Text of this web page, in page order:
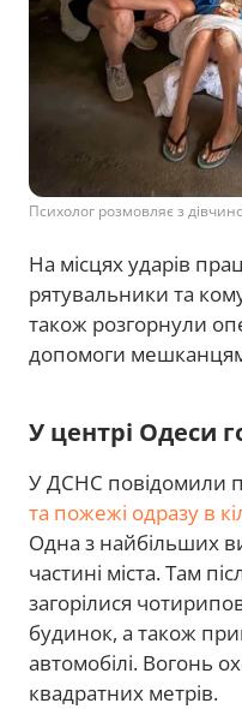
Психолог розмовляє з
На місцях ударів
рятувальники та
також розгорнули
допомоги
У центрі Одеси
У ДСНС повідомили
та пожежі одразу в
Одна з найбільших
частині міста. Там
загорілися
будинок, а також
автомобілі. Вогонь
квадратних метрів.